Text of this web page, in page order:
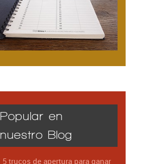
Popular en
nuestro Blog
5 trucos de apertura para ganar